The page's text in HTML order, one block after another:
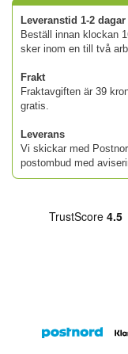
Leveranstid 1-2 dagar
Beställ innan klockan
sker inom en till två
Frakt
Fraktavgiften är 39
gratis.
Leverans
Vi skickar med
postombud med